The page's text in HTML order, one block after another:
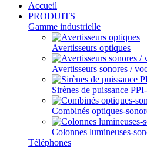
Accueil
PRODUITS
Gamme industrielle
Avertisseurs optiques
Avertisseurs sonores /
Sirènes de puissance
Combinés optiques-
Colonnes lumineuses-
Téléphones